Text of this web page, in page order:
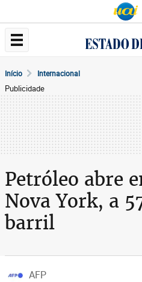
Início Internacional
Publicidade
Petróleo abre
Nova York, a
barril
AFP